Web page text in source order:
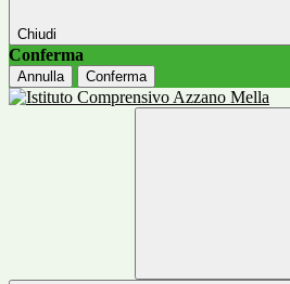
Chiudi
Conferma
Annulla Conferma